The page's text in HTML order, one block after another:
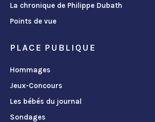
La chronique de Philippe Dubath
Points de vue
PLACE PUBLIQUE
Hommages
Jeux-Concours
Les bébés du journal
Sondages